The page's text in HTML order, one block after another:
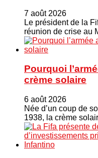
7 août 2026
Le président de la
réunion de crise au
Pourquoi
crème solaire
6 août 2026
Née d’un coup de
1938, la crème